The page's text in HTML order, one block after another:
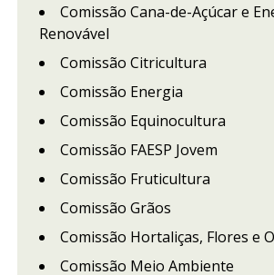
Comissão Cana-de-Açúcar e
Renovável
Comissão Citricultura
Comissão Energia
Comissão Equinocultura
Comissão FAESP Jovem
Comissão Fruticultura
Comissão Grãos
Comissão Hortaliças, Flores e
Comissão Meio Ambiente